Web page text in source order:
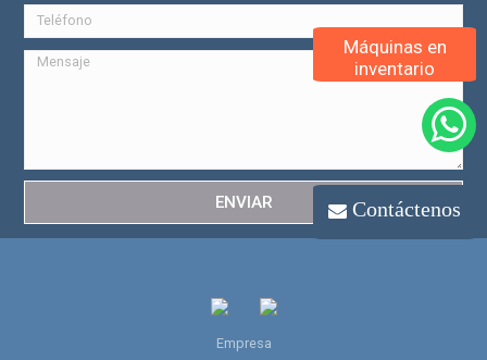
Contáctenos
Máquinas en
inventario
perfiles especiales
ENVIAR
Empresa